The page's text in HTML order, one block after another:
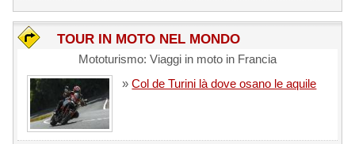
TOUR IN MOTO NEL MONDO
Mototurismo: Viaggi in moto in Francia
»Col de Turini là dove osano le aquile